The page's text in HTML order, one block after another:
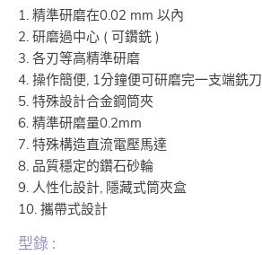
1. 精準研磨在0.02 mm 以內
2. 研磨過中心 ( 可鑽銑 )
3. 各刃等高精準研磨
4. 操作簡便, 1分鐘便可研磨完一支端銑刀
5. 特殊設計合金鋼筒夾
6. 精準研磨量0.2mm
7. 特殊構造直流電壓馬達
8. 品質穩定的鑽石砂輪
9. 人性化設計, 隱藏式筒夾盒
10. 攜帶式設計
型錄 :